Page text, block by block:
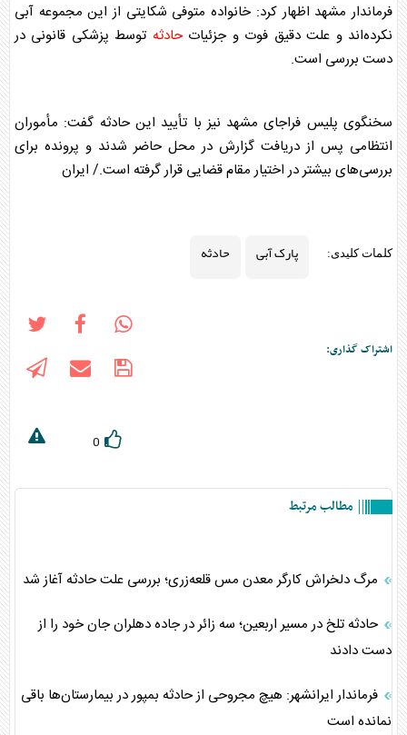
فرماندار مشهد اظهار کرد: خانواده متوفی شکایتی از این مجموعه آبی
نکرده‌اند و علت دقیق فوت و جزئیاتحادثه توسط پزشکی قانونی در
دست بررسی است.
سخنگوی پلیس فراجای مشهد نیز با تأیید اینحادثه گفت: مأموران
انتظامی پس از دریافت گزارش در محل حاضر شدند و پرونده برای
بررسی‌های بیشتر در اختیار مقام قضایی قرار گرفته است./ ایران
کلمات کلیدی: پارک آبی حادثه
اشتراک گذاری:
0
مطالب مرتبط
مرگ دلخراش کارگر معدن مس قلعه‌زری؛ بررسی علت حادثه آغاز شد
حادثه تلخ در مسیر اربعین؛ سه زائر در جاده دهلران جان خود را از
دست دادند
فرماندار ایرانشهر: هیچ مجروحی از حادثه بمپور در بیمارستان‌ها باقی
نمانده است